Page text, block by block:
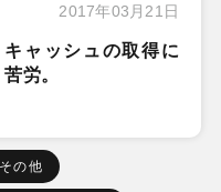
2017年03月21日
キャッシュの取得に
苦労。
その他